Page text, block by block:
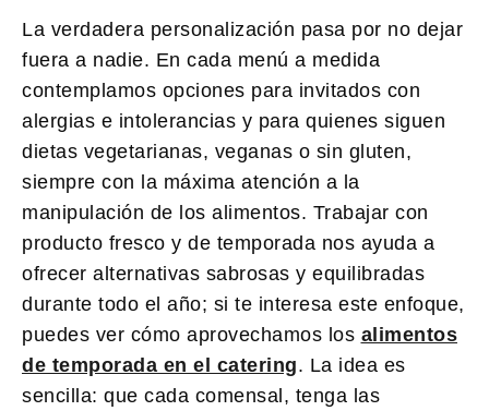
La verdadera personalización pasa por no dejar
fuera a nadie. En cada menú a medida
contemplamos opciones para invitados con
alergias e intolerancias y para quienes siguen
dietas vegetarianas, veganas o sin gluten,
siempre con la máxima atención a la
manipulación de los alimentos. Trabajar con
producto fresco y de temporada nos ayuda a
ofrecer alternativas sabrosas y equilibradas
durante todo el año; si te interesa este enfoque,
puedes ver cómo aprovechamos los alimentos
de temporada en el catering. La idea es
sencilla: que cada comensal, tenga las